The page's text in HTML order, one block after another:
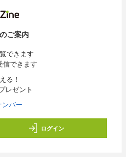
のご案内
できます
信できます
る！
レゼント
ンバー
ログイン